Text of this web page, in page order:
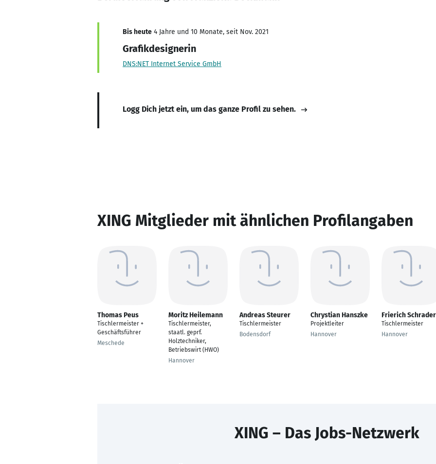
Bis heute 4 Jahre und 10 Monate, seit Nov. 2021
Grafikdesignerin
DNS:NET Internet Service GmbH
Logg Dich jetzt ein, um das ganze Profil zu sehen.
XING Mitglieder mit ähnlichen Profilangaben
Thomas Peus
Tischlermeister +
Geschäftsführer
Meschede
Moritz Heilemann
Tischlermeister,
staatl. geprf.
Holztechniker,
Betriebswirt (HWO)
Hannover
Andreas Steurer
Tischlermeister
Bodensdorf
Chrystian Hanszke
Projektleiter
Hannover
Frierich Schrader
Tischlermeister
Hannover
XING – Das Jobs-Netzwerk